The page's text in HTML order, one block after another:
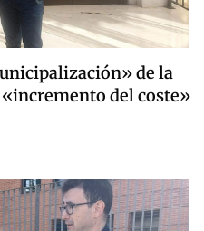
de la
«incremento del coste»